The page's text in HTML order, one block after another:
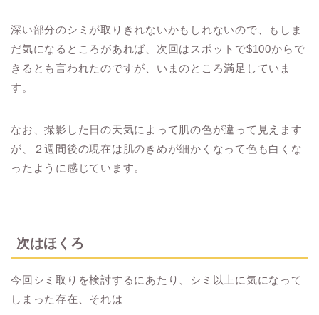
深い部分のシミが取りきれないかもしれないので、もしま
だ気になるところがあれば、次回はスポットで$100からで
きるとも言われたのですが、いまのところ満足していま
す。
なお、撮影した日の天気によって肌の色が違って見えます
が、２週間後の現在は肌のきめが細かくなって色も白くな
ったように感じています。
次はほくろ
今回シミ取りを検討するにあたり、シミ以上に気になって
しまった存在、それは